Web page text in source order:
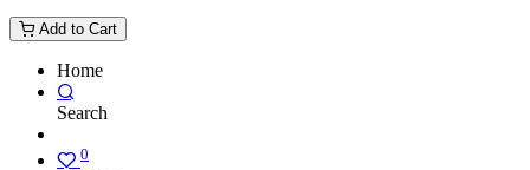
Add to Cart
Home
Search
0